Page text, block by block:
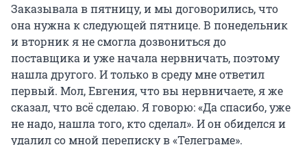
Заказывала в пятницу, и мы договорились, что
она нужна к следующей пятнице. В понедельник
и вторник я не смогла дозвониться до
поставщика и уже начала нервничать, поэтому
нашла другого. И только в среду мне ответил
первый. Мол, Евгения, что вы нервничаете, я же
сказал, что всё сделаю. Я говорю: «Да спасибо, уже
не надо, нашла того, кто сделал». И он обиделся и
удалил со мной переписку в «Телеграме».